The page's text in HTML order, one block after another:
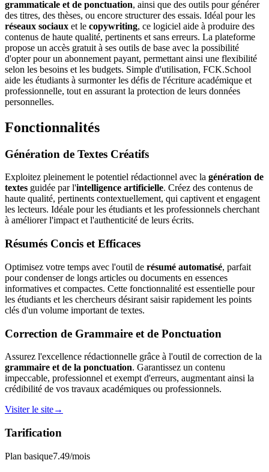
grammaticale et de ponctuation, ainsi que des outils pour générer
des titres, des thèses, ou encore structurer des essais. Idéal pour les
réseaux sociaux et le copywriting, ce logiciel aide à produire des
contenus de haute qualité, pertinents et sans erreurs. La plateforme
propose un accès gratuit à ses outils de base avec la possibilité
d'opter pour un abonnement payant, permettant ainsi une flexibilité
selon les besoins et les budgets. Simple d'utilisation, FCK.School
aide les étudiants à surmonter les défis de l'écriture académique et
professionnelle, tout en assurant la protection de leurs données
personnelles.
Fonctionnalités
Génération de Textes Créatifs
Exploitez pleinement le potentiel rédactionnel avec la génération de
textes guidée par l'intelligence artificielle. Créez des contenus de
haute qualité, pertinents contextuellement, qui captivent et engagent
les lecteurs. Idéale pour les étudiants et les professionnels cherchant
à améliorer l'impact et l'authenticité de leurs écrits.
Résumés Concis et Efficaces
Optimisez votre temps avec l'outil de résumé automatisé, parfait
pour condenser de longs articles ou documents en essences
informatives et compactes. Cette fonctionnalité est essentielle pour
les étudiants et les chercheurs désirant saisir rapidement les points
clés d'un volume important de textes.
Correction de Grammaire et de Ponctuation
Assurez l'excellence rédactionnelle grâce à l'outil de correction de la
grammaire et de la ponctuation. Garantissez un contenu
impeccable, professionnel et exempt d'erreurs, augmentant ainsi la
crédibilité de vos travaux académiques ou professionnels.
Visiter le site→
Tarification
Plan basique7.49/mois